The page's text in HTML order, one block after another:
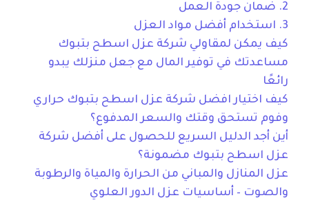
2. ضمان جودة العمل
3. استخدام أفضل مواد العزل
كيف يمكن لمقاولي شركة عزل اسطح بتبوك
مساعدتك في توفير المال مع جعل منزلك يبدو
رائعًا
كيف اختيار افضل شركة عزل اسطح بتبوك حراري
وفوم تستحق وقتك والسعر المدفوع؟
أين أجد الدليل السريع للحصول على أفضل شركة
عزل اسطح بتبوك مضمونة؟
عزل المنازل والمباني من الحرارة والمياة والرطوبة
والصوت – أساسيات عزل الدور العلوي